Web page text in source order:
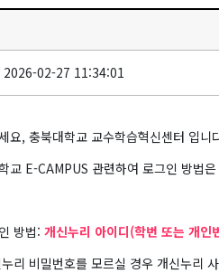
2026-02-27 11:34:01
요, 충북대학교 교수학습혁신센터 입니
교 E-CAMPUS 관련하여 로그인 방법
방법: 개신누리 아이디(학번 또는 개인
리 비밀번호를 모르실 경우 개신누리